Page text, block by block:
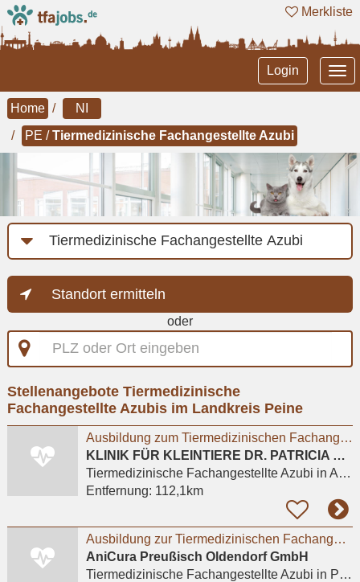
Merkliste
Login
Home
NI
PE /Tiermedizinische Fachangestellte Azubi
Job-
Kategorie
Standort ermitteln
oder
PLZ
oder
eingeben
Stellenangebote Tiermedizinische
Fachangestellte Azubis im Landkreis Peine
Ausbildung zum Tiermedizinischen Fachangestellten (m/w/d) ab 01.08.2027
KLINIK FÜR KLEINTIERE DR. PATRICIA WERHAHN
Tiermedizinische Fachangestellte Azubi in Ahausen
Entfernung: 112,1km
Ausbildung zur Tiermedizinischen Fachangestellten (m/w/d) Preußisch Oldendorf
AniCura Preußisch Oldendorf GmbH
Tiermedizinische Fachangestellte Azubi in Preußisch Oldendorf, Harlinghausen